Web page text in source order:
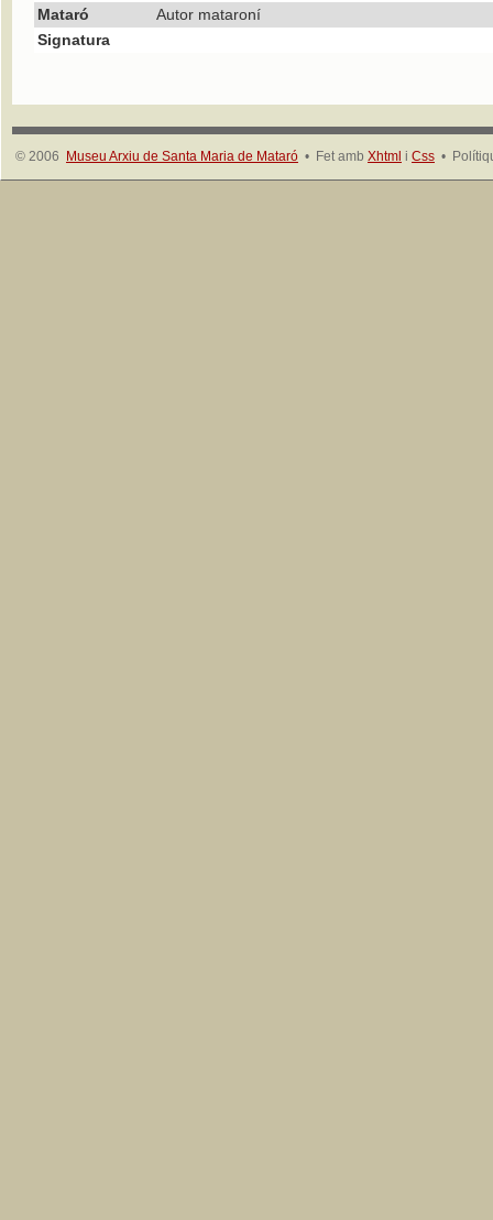
Mataró
Autor mataroní
Signatura
© 2006 Museu Arxiu de Santa Maria de Mataró • Fet amb Xhtml i Css •